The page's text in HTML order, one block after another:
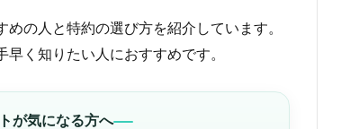
の人と特約の選び方を紹介しています。
く知りたい人におすすめです。
が気になる方へ